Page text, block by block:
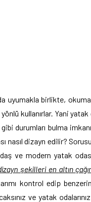
uyumakla birlikte,
kullanırlar. Yani
durumları bulma
nasıl dizayn edilir?
ve modern yatak
şekilleri en altın
kontrol edip
ve yatak